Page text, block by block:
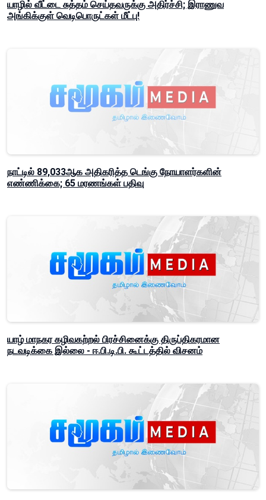
யாழில் வீட்டை சுத்தம் செய்தவருக்கு அதிர்ச்சி; இராணுவ
அங்கிக்குள் வெடிபொருட்கள் மீட்பு!
நாட்டில் 89,033ஆக அதிகரித்த டெங்கு நோயாளர்களின்
எண்ணிக்கை; 65 மரணங்கள் பதிவு
யாழ் மாநகர கழிவகற்றல் பிரச்சினைக்கு திருப்திகரமான
நடவடிக்கை இல்லை - ஈ.பி.டி.பி. கூட்டத்தில் விசனம்